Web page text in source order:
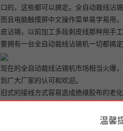
温馨
口的，这些都可以搞定。全自动裁线沾
而且电脑触摸屏中文操作菜单易学易用
皮沾锡，以前加工多段剥皮线那种用手
要拥有一台全自动裁线沾锡机一切都搞定
现在的全自动裁线沾锡机市场相当火爆
到广大厂家的认可和欢迎。
旧式的接线方式容易造成绝缘胶布的老
此外，快速接线全自动裁线沾锡机中还
家有关食品卫生检验标准的纳米管，具